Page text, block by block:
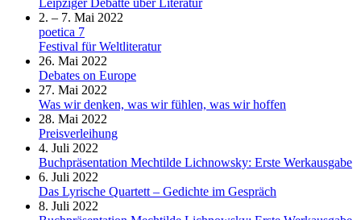
2. – 7. Mai 2022
poetica 7
Festival für Weltliteratur
26. Mai 2022
Debates on Europe
27. Mai 2022
Was wir denken, was wir fühlen, was wir hoffen
28. Mai 2022
Preisverleihung
4. Juli 2022
Buchpräsentation Mechtilde Lichnowsky: Erste Werkausgabe
6. Juli 2022
Das Lyrische Quartett – Gedichte im Gespräch
8. Juli 2022